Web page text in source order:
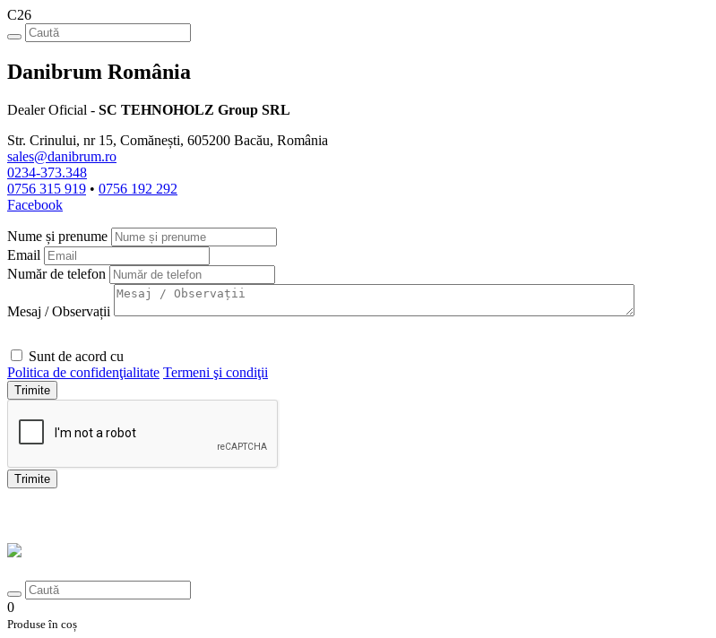
C26
Danibrum România
Dealer Oficial - SC TEHNOHOLZ Group SRL
Str. Crinului, nr 15, Comănești, 605200 Bacău, România
sales@danibrum.ro
0234-373.348
0756 315 919 • 0756 192 292
Facebook
Nume și prenume
Email
Număr de telefon
Mesaj / Observații
Sunt de acord cu
Politica de confidenţialitate Termeni şi condiţii
Trimite
Trimite
0
Produse în coș